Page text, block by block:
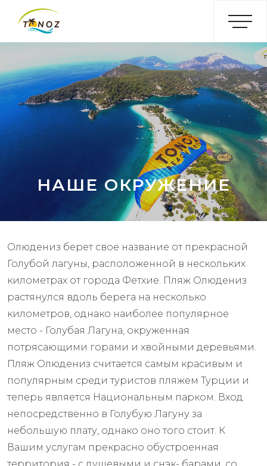
НАШЕ ОКРУЖЕНИЕ
Олюдениз берет свое название от прекрасной
Голубой лагуны, расположенной в нескольких
километрах от города Фетхие. Пляж Олюдениз
растянулся вдоль берега на несколько
километров, однако наиболее популярное
место - Голубая Лагуна, окруженная
потрясающими горами и хвойными деревьями.
Пляж Олюдениз считается самым красивым и
популярным среди туристов пляжем Турции и
теперь является Национальным парком. Вход
непосредственно в Голубую Лагуну за
небольшую плату, однако оно того стоит. К
Вашим услугам прекрасно обустроенная